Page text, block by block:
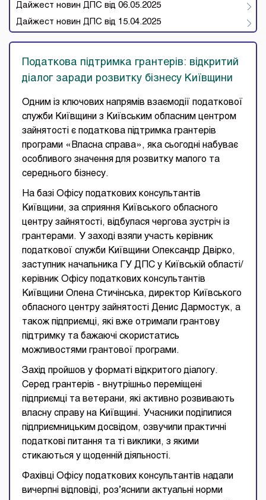
Дайжест новин ДПС від 06.05.2025
Дайжест новин ДПС від 15.04.2025
Податкова підтримка грантерів: відкритий
діалог заради розвитку бізнесу Київщини
Одним із ключових напрямів взаємодії податкової
служби Київщини з Київським обласним центром
зайнятості є податкова підтримка грантерів
програми «Власна справа», яка сьогодні набуває
особливого значення для розвитку малого та
середнього бізнесу.
На базі Офісу податкових консультантів
Київщини, за сприяння Київського обласного
центру зайнятості, відбулася чергова зустріч із
грантерами. У заході взяли участь керівник
податкової служби Київщини Олександр Двірко,
заступник начальника ГУ ДПС у Київській області/
керівник Офісу податкових консультантів
Київщини Олена Стичінська, директор Київського
обласного центру зайнятості Денис Дармостук, а
також підприємці, які вже отримали грантову
підтримку та бажаючі скористатись
можливостями грантової програми.
Захід пройшов у форматі відкритого діалогу.
Серед грантерів - внутрішньо переміщені
підприємці та ветерани, які активно розвивають
власну справу на Київщині. Учасники поділилися
підприємницьким досвідом, озвучили практичні
податкові питання та ті виклики, з якими
стикаються у щоденній діяльності.
Фахівці Офісу податкових консультантів надали
вичерпні відповіді, роз’яснили актуальні норми